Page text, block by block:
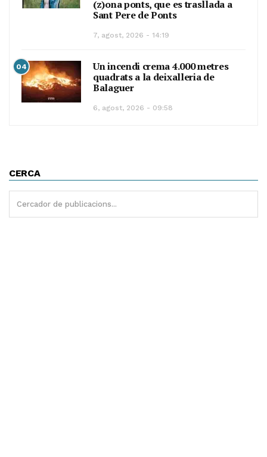
(z)ona ponts, que es trasllada a
Sant Pere de Ponts
7, agost, 2026 - 14:19
04
Un incendi crema 4.000 metres
quadrats a la deixalleria de
Balaguer
6, agost, 2026 - 09:58
CERCA